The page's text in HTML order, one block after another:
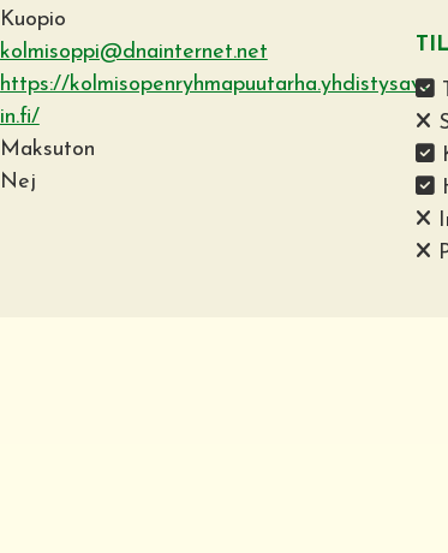
Kuopio
kolmisoppi@dnainternet.net
https://kolmisopenryhmapuutarha.yhdistysava
in.fi/
Maksuton
Nej